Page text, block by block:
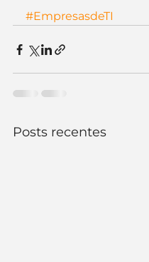
#EmpresasdeTI
Posts recentes